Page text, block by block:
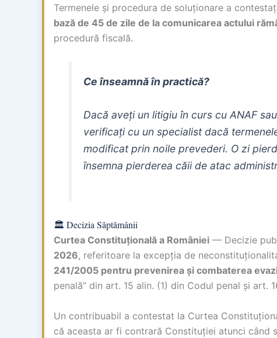
Termenele și procedura de soluționare a
bază de 45 de zile de la comunicarea actului
procedură fiscală.
Ce înseamnă în practică?
Dacă aveți un litigiu în curs cu ANAF
verificați cu un specialist dacă
modificat prin noile prevederi. O zi
însemna pierderea căii de atac
🏛️ Decizia Săptămânii
Curtea Constituțională a României — Decizie
2026, referitoare la excepția de
241/2005 pentru prevenirea și combaterea
penală” din art. 15 alin. (1) din Codul penal și art.
Un contribuabil a contestat la Curtea
că aceasta ar fi contrară Constituției atunci când